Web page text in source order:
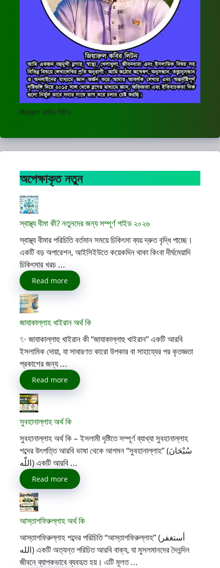
জিয়ারুল কবির লিটন
অপেক্ষাকৃত নতুন
স্বাস্থ্য বীমা কী? নতুনদের জন্য সম্পূর্ণ গাইড ২০২৬
স্বাস্থ্য বীমার পরিচিতি বর্তমান সময়ে চিকিৎসা ব্যয় দ্রুত বৃদ্ধি পাচ্ছে।
একটি বড় অপারেশন, আইসিইউতে কয়েকদিন থাকা কিংবা দীর্ঘমেয়াদি
চিকিৎসার খরচ ...
Read more
জাযাকাল্লাহ খাইরান অর্থ কি
✨ জাযাকাল্লাহু খাইরান কী “জাযাকাল্লাহু খাইরান” একটি আরবি
ইসলামিক দোয়া, যা সাধারণত কারো উপকার বা সাহায্যের পর কৃতজ্ঞতা
প্রকাশের জন্য ...
Read more
সুবহানাল্লাহ অর্থ কি
সুবহানাল্লাহ অর্থ কি – ইসলামী দৃষ্টিতে সম্পূর্ণ ব্যাখ্যা সুবহানাল্লাহ
শব্দের উৎপত্তি আরবি ভাষা থেকে আগমন “সুবহানাল্লাহ” (سُبْحَانَ
اللّٰه) একটি আরবি ...
Read more
আস্তাগফিরুল্লাহ অর্থ কি
আস্তাগফিরুল্লাহ শব্দের পরিচিতি “আস্তাগফিরুল্লাহ” (أستغفر
الله) একটি অত্যন্ত পরিচিত আরবি বাক্য, যা মুসলমানদের দৈনন্দিন
জীবনে ব্যাপকভাবে ব্যবহৃত হয়। এটি মূলত ...